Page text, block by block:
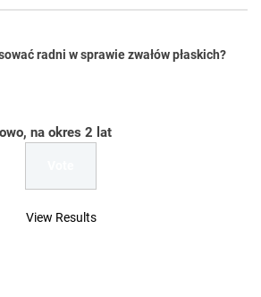
radni w sprawie zwałów płaskich?
na okres 2 lat
View Results